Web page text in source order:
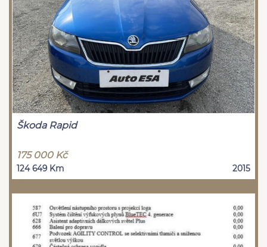
Škoda Rapid
175 000 Kč
124 649 Km 2015